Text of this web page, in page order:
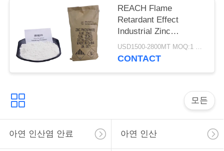
청
하
십
REACH Flame
Retardant Effect
Industrial Zinc
Phosphate 7779 90 0 USD1500-2800MT MOQ:1 킬로그램
CONTACT
모든
아연 인산염 안료 아연 인산